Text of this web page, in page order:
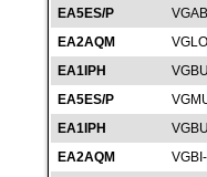
EA5ES/P
EA2AQM
EA1IPH
EA5ES/P
EA1IPH
EA2AQM